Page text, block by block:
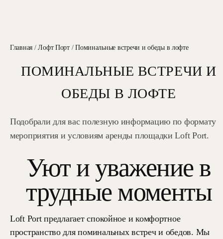
Главная /Лофт Порт/Поминальные встречи и обеды в лофте
ПОМИНАЛЬНЫЕ ВСТРЕЧИ И
ОБЕДЫ В ЛОФТЕ
Подобрали для вас полезную информацию по формату
мероприятия и условиям аренды площадки Loft Port.
Уют и уважение в
трудные моменты
Loft Port предлагает спокойное и комфортное
пространство для поминальных встреч и обедов. Мы